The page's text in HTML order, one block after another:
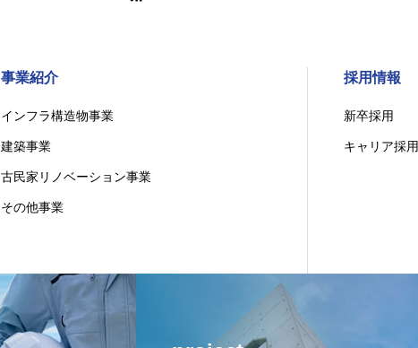
事業紹介
インフラ構造物事業
建築事業
古民家リノベーション事業
その他事業
採用情報
新卒採用
キャリア採用